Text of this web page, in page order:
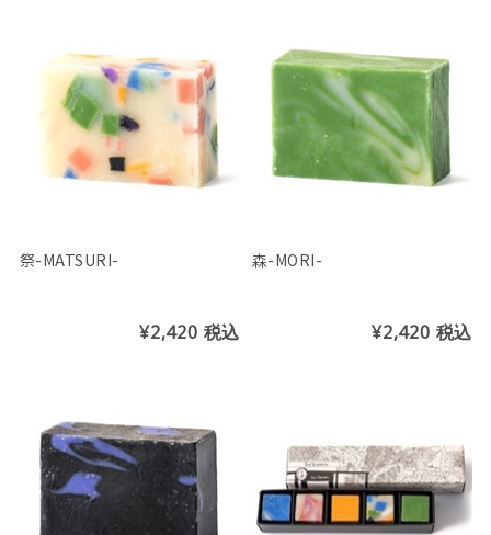
祭-MATSURI-
¥2,420 税込
森-MORI-
¥2,420 税込